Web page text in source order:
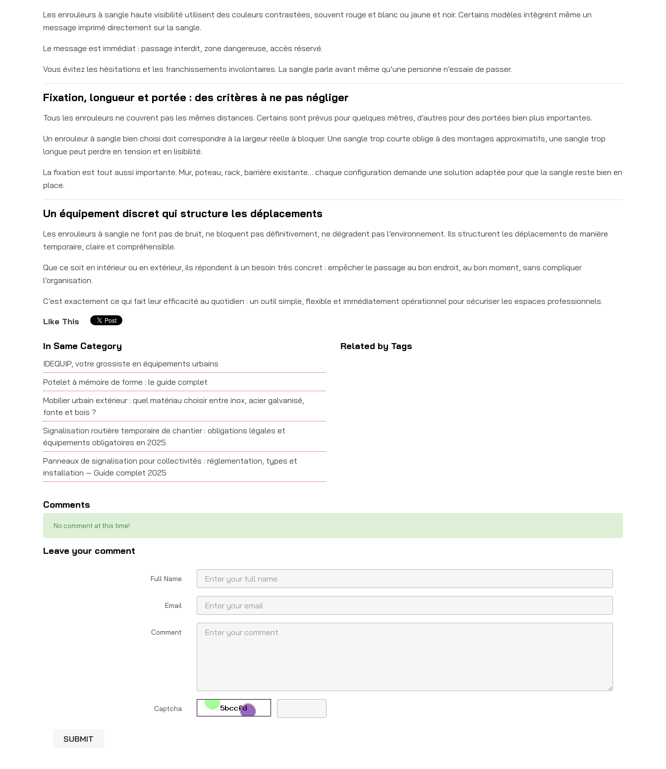
Les enrouleurs à sangle haute visibilité utilisent des couleurs contrastées, souvent rouge et blanc ou jaune et noir. Certains modèles intègrent même un
message imprimé directement sur la sangle.
Le message est immédiat : passage interdit, zone dangereuse, accès réservé.
Vous évitez les hésitations et les franchissements involontaires. La sangle parle avant même qu’une personne n’essaie de passer.
Fixation, longueur et portée : des critères à ne pas négliger
Tous les enrouleurs ne couvrent pas les mêmes distances. Certains sont prévus pour quelques mètres, d’autres pour des portées bien plus importantes.
Un enrouleur à sangle bien choisi doit correspondre à la largeur réelle à bloquer. Une sangle trop courte oblige à des montages approximatifs, une sangle trop
longue peut perdre en tension et en lisibilité.
La fixation est tout aussi importante. Mur, poteau, rack, barrière existante… chaque configuration demande une solution adaptée pour que la sangle reste bien en
place.
Un équipement discret qui structure les déplacements
Les enrouleurs à sangle ne font pas de bruit, ne bloquent pas définitivement, ne dégradent pas l’environnement. Ils structurent les déplacements de manière
temporaire, claire et compréhensible.
Que ce soit en intérieur ou en extérieur, ils répondent à un besoin très concret : empêcher le passage au bon endroit, au bon moment, sans compliquer
l’organisation.
C’est exactement ce qui fait leur efficacité au quotidien : un outil simple, flexible et immédiatement opérationnel pour sécuriser les espaces professionnels.
Like This
In Same Category
IDEQUIP, votre grossiste en équipements urbains
Potelet à mémoire de forme : le guide complet
Mobilier urbain extérieur : quel matériau choisir entre inox, acier galvanisé,
fonte et bois ?
Signalisation routière temporaire de chantier : obligations légales et
équipements obligatoires en 2025
Panneaux de signalisation pour collectivités : réglementation, types et
installation — Guide complet 2025
Related by Tags
Comments
No comment at this time!
Leave your comment
Full Name
Email
Comment
Captcha
SUBMIT